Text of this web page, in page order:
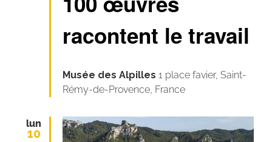
racontent le travail
Musée des Alpilles1 place favier, Saint-
Rémy-de-Provence, France
lun
10